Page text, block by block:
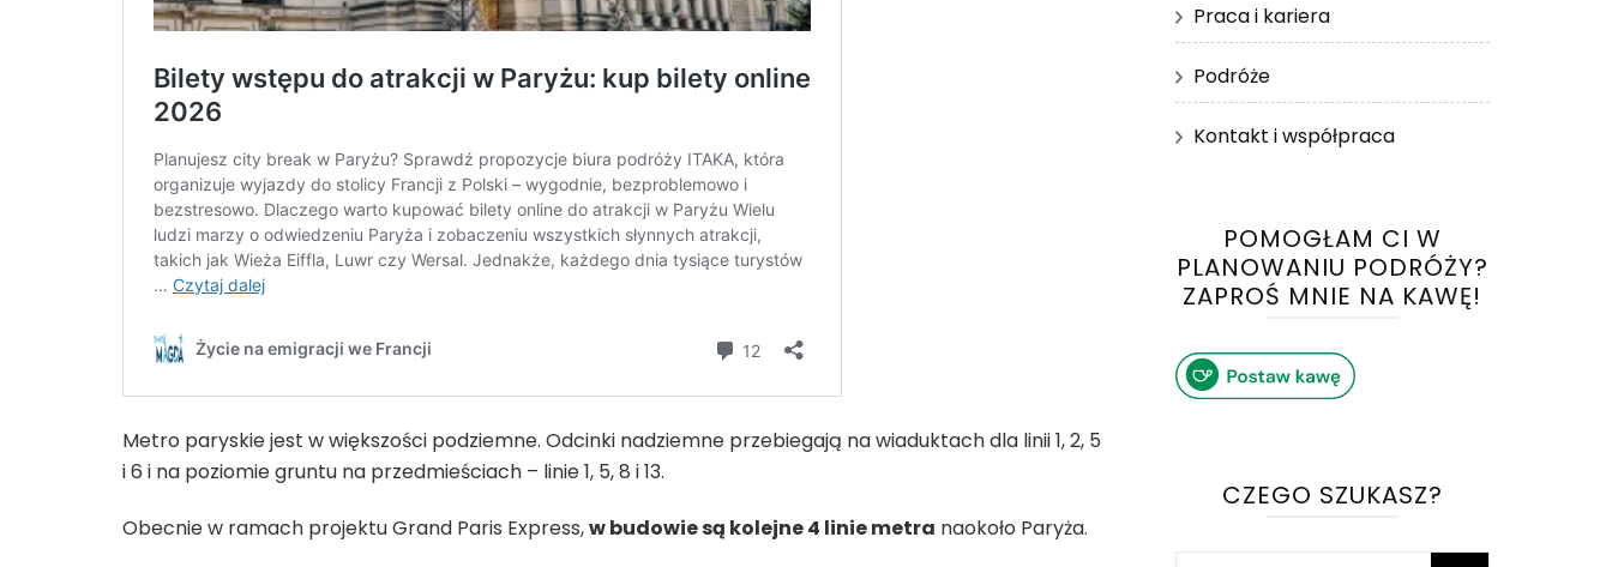
Metro paryskie jest w większości podziemne. Odcinki nadziemne przebiegają na wiaduktach dla linii 1, 2, 5
i 6 i na poziomie gruntu na przedmieściach – linie 1, 5, 8 i 13.
Obecnie w ramach projektu Grand Paris Express,w budowie są kolejne 4 linie metra naokoło Paryża.
Praca i kariera
Podróże
Kontakt i współpraca
POMOGŁAM CI W
PLANOWANIU PODRÓŻY?
ZAPROŚ MNIE NA KAWĘ!
CZEGO SZUKASZ?